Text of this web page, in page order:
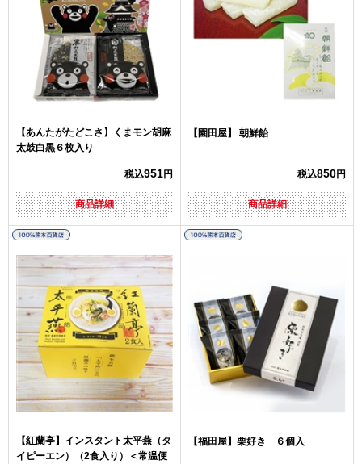
【あんたがたどこさ】くまモン胡麻
太鼓白黒６枚入り
税込951円
商品詳細
【園田屋】 朝鮮飴
税込850円
商品詳細
【紅蘭亭】インスタント太平燕（タ
イピーエン）（2食入り）＜常温便
【福田屋】栗好き ６個入